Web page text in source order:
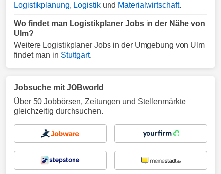
Logistikplanung, Logistik und Materialwirtschaft.
Wo findet man Logistikplaner Jobs in der Nähe von
Ulm?
Weitere Logistikplaner Jobs in der Umgebung von Ulm
findet man in Stuttgart.
Jobsuche mit JOBworld
Über 50 Jobbörsen, Zeitungen und Stellenmärkte
gleichzeitig durchsuchen.